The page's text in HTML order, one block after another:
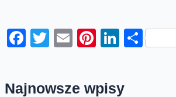
Facebook
Twitter
EmailPinterest
Najnowsze wpisy